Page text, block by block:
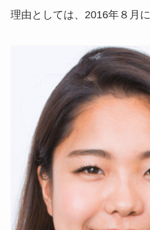
理由としては、2016年８月に